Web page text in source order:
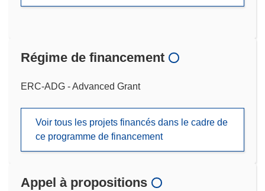
Régime de financement
ERC-ADG - Advanced Grant
Voir tous les projets financés dans le cadre de
ce programme de financement
Appel à propositions